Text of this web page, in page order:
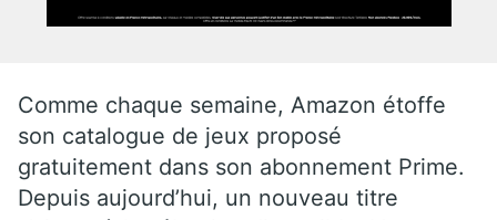
Comme chaque semaine, Amazon étoffe
son catalogue de jeux proposé
gratuitement dans son abonnement Prime.
Depuis aujourd’hui, un nouveau titre